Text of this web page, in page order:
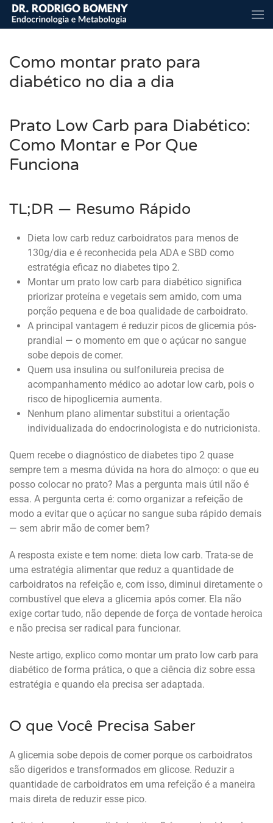
Como montar prato para
diabético no dia a dia
Prato Low Carb para Diabético:
Como Montar e Por Que
Funciona
TL;DR — Resumo Rápido
Dieta low carb reduz carboidratos para menos de
130g/dia e é reconhecida pela ADA e SBD como
estratégia eficaz no diabetes tipo 2.
Montar um prato low carb para diabético significa
priorizar proteína e vegetais sem amido, com uma
porção pequena e de boa qualidade de carboidrato.
A principal vantagem é reduzir picos de glicemia pós-
prandial — o momento em que o açúcar no sangue
sobe depois de comer.
Quem usa insulina ou sulfonilureia precisa de
acompanhamento médico ao adotar low carb, pois o
risco de hipoglicemia aumenta.
Nenhum plano alimentar substitui a orientação
individualizada do endocrinologista e do nutricionista.
Quem recebe o diagnóstico de diabetes tipo 2 quase
sempre tem a mesma dúvida na hora do almoço: o que eu
posso colocar no prato? Mas a pergunta mais útil não é
essa. A pergunta certa é: como organizar a refeição de
modo a evitar que o açúcar no sangue suba rápido demais
— sem abrir mão de comer bem?
A resposta existe e tem nome: dieta low carb. Trata-se de
uma estratégia alimentar que reduz a quantidade de
carboidratos na refeição e, com isso, diminui diretamente o
combustível que eleva a glicemia após comer. Ela não
exige cortar tudo, não depende de força de vontade heroica
e não precisa ser radical para funcionar.
Neste artigo, explico como montar um prato low carb para
diabético de forma prática, o que a ciência diz sobre essa
estratégia e quando ela precisa ser adaptada.
O que Você Precisa Saber
A glicemia sobe depois de comer porque os carboidratos
são digeridos e transformados em glicose. Reduzir a
quantidade de carboidratos em uma refeição é a maneira
mais direta de reduzir esse pico.